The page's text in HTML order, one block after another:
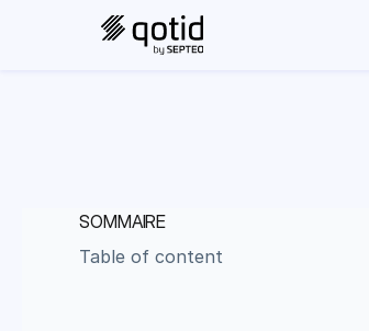
SOMMAIRE
Table of content